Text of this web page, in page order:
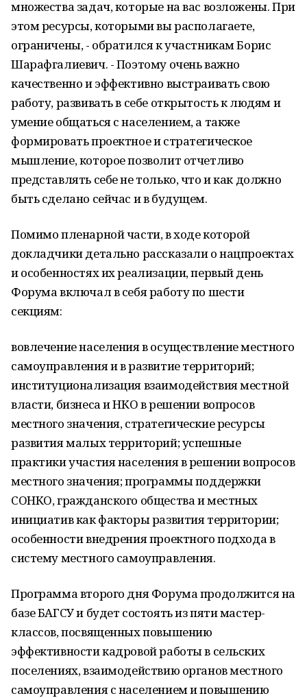
множества задач, которые на вас возложены. При
этом ресурсы, которыми вы располагаете,
ограничены, - обратился к участникам Борис
Шарафгалиевич. - Поэтому очень важно
качественно и эффективно выстраивать свою
работу, развивать в себе открытость к людям и
умение общаться с населением, а также
формировать проектное и стратегическое
мышление, которое позволит отчетливо
представлять себе не только, что и как должно
быть сделано сейчас и в будущем.
Помимо пленарной части, в ходе которой
докладчики детально рассказали о нацпроектах
и особенностях их реализации, первый день
Форума включал в себя работу по шести
секциям:
вовлечение населения в осуществление местного
самоуправления и в развитие территорий;
институционализация взаимодействия местной
власти, бизнеса и НКО в решении вопросов
местного значения, стратегические ресурсы
развития малых территорий; успешные
практики участия населения в решении вопросов
местного значения; программы поддержки
СОНКО, гражданского общества и местных
инициатив как факторы развития территории;
особенности внедрения проектного подхода в
систему местного самоуправления.
Программа второго дня Форума продолжится на
базе БАГСУ и будет состоять из пяти мастер-
классов, посвященных повышению
эффективности кадровой работы в сельских
поселениях, взаимодействию органов местного
самоуправления с населением и повышению